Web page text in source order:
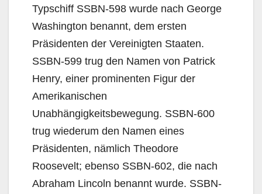
Typschiff SSBN-598 wurde nach George
Washington benannt, dem ersten
Präsidenten der Vereinigten Staaten.
SSBN-599 trug den Namen von Patrick
Henry, einer prominenten Figur der
Amerikanischen
Unabhängigkeitsbewegung. SSBN-600
trug wiederum den Namen eines
Präsidenten, nämlich Theodore
Roosevelt; ebenso SSBN-602, die nach
Abraham Lincoln benannt wurde. SSBN-